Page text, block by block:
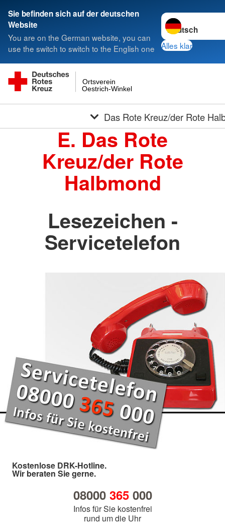
Sie befinden sich auf der deutschen
Website
You are on the German website, you can
use the switch to switch to the English one
Sprache
Alles klar
Oestrich-Winkel
Ortsverein
Das Rote Kreuz/der Rote
E. Das Rote
Kreuz/der Rote
Halbmond
Lesezeichen -
Servicetelefon
Kostenlose DRK-Hotline.
Wir beraten Sie gerne.
08000 365000
Infos für Sie kostenfrei
rund um die Uhr